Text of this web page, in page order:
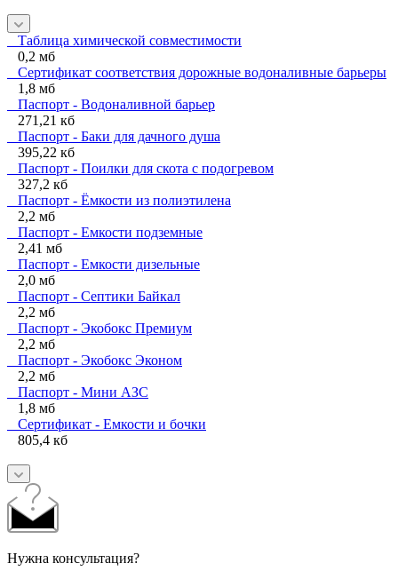
Таблица химической совместимости
0,2 мб
Сертификат соответствия дорожные водоналивные барьеры
1,8 мб
Паспорт - Водоналивной барьер
271,21 кб
Паспорт - Баки для дачного душа
395,22 кб
Паспорт - Поилки для скота с подогревом
327,2 кб
Паспорт - Ёмкости из полиэтилена
2,2 мб
Паспорт - Емкости подземные
2,41 мб
Паспорт - Емкости дизельные
2,0 мб
Паспорт - Септики Байкал
2,2 мб
Паспорт - Экобокс Премиум
2,2 мб
Паспорт - Экобокс Эконом
2,2 мб
Паспорт - Мини АЗС
1,8 мб
Сертификат - Емкости и бочки
805,4 кб
Нужна консультация?